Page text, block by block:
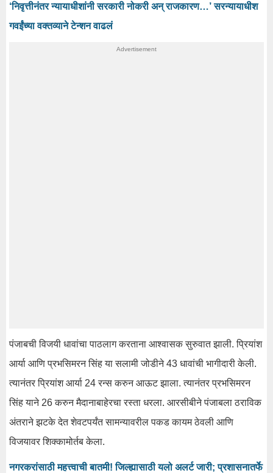
‘निवृत्तीनंतर न्यायाधीशांनी सरकारी नोकरी अन् राजकारण…’ सरन्यायाधीश
गवईंच्या वक्तव्याने टेन्शन वाढलं
पंजाबची विजयी धावांचा पाठलाग करताना आश्वासक सुरुवात झाली. प्रियांश
आर्या आणि प्रभसिमरन सिंह या सलामी जोडीने 43 धावांची भागीदारी केली.
त्यानंतर प्रियांश आर्या 24 रन्स करुन आऊट झाला. त्यानंतर प्रभसिमरन
सिंह याने 26 करुन मैदानाबाहेरचा रस्ता धरला. आरसीबीने पंजाबला ठराविक
अंतराने झटके देत शेवटपर्यंत सामन्यावरील पकड कायम ठेवली आणि
विजयावर शिक्कामोर्तब केला.
नगरकरांसाठी महत्त्वाची बातमी! जिल्ह्यासाठी यलो अलर्ट जारी; प्रशासनातर्फे